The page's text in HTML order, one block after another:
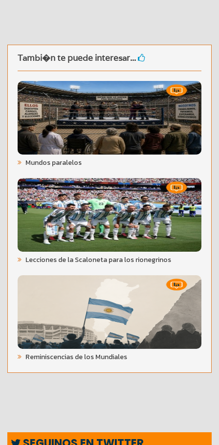
Tambi�n te puede interesar...
Mundos paralelos
Lecciones de la Scaloneta para los rionegrinos
Reminiscencias de los Mundiales